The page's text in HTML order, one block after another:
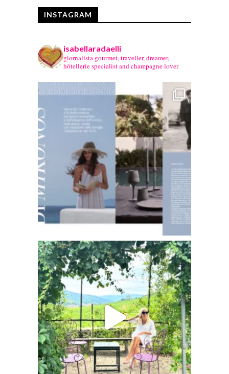
INSTAGRAM
isabellaradaelli
giornalista gourmet, traveller, dreamer,
hôtellerie specialist and champagne lover